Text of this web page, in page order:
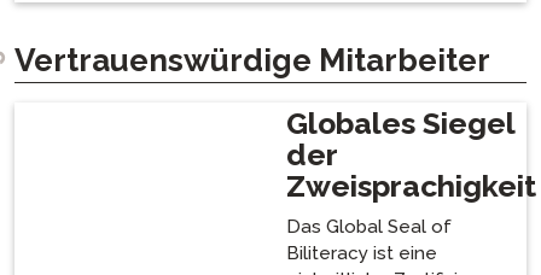
Vertrauenswürdige Mitarbeiter
Globales Siegel
der
Zweisprachigkeit
Das Global Seal of
Biliteracy ist eine